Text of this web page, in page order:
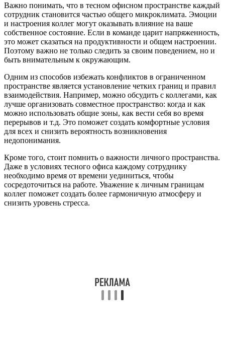
Важно понимать, что в тесном офисном пространстве каждый
сотрудник становится частью общего микроклимата. Эмоции
и настроения коллег могут оказывать влияние на ваше
собственное состояние. Если в команде царит напряженность,
это может сказаться на продуктивности и общем настроении.
Поэтому важно не только следить за своим поведением, но и
быть внимательным к окружающим.
Одним из способов избежать конфликтов в ограниченном
пространстве является установление четких границ и правил
взаимодействия. Например, можно обсудить с коллегами, как
лучше организовать совместное пространство: когда и как
можно использовать общие зоны, как вести себя во время
перерывов и т.д. Это поможет создать комфортные условия
для всех и снизить вероятность возникновения
недопонимания.
Кроме того, стоит помнить о важности личного пространства.
Даже в условиях тесного офиса каждому сотруднику
необходимо время от времени уединиться, чтобы
сосредоточиться на работе. Уважение к личным границам
коллег поможет создать более гармоничную атмосферу и
снизить уровень стресса.